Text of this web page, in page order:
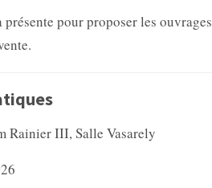
pour proposer les ouvrages
Rainier III, Salle Vasarely